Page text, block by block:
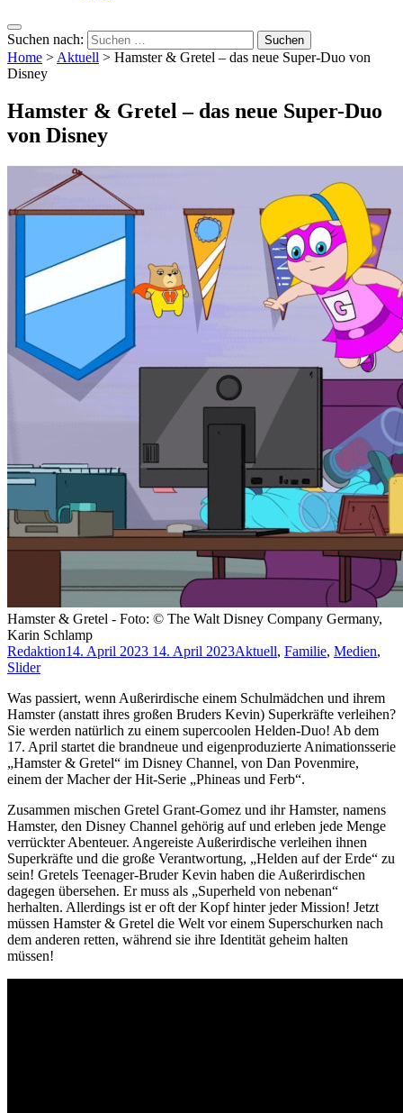
Suchen nach:
Home > Aktuell > Hamster & Gretel – das neue Super-Duo von
Disney
Hamster & Gretel – das neue Super-Duo
von Disney
Hamster & Gretel - Foto: © The Walt Disney Company Germany,
Karin Schlamp
Redaktion14. April 2023 14. April 2023Aktuell, Familie, Medien,
Slider
Was passiert, wenn Außerirdische einem Schulmädchen und ihrem
Hamster (anstatt ihres großen Bruders Kevin) Superkräfte verleihen?
Sie werden natürlich zu einem supercoolen Helden-Duo! Ab dem
17. April startet die brandneue und eigenproduzierte Animationsserie
„Hamster & Gretel“ im Disney Channel, von Dan Povenmire,
einem der Macher der Hit-Serie „Phineas und Ferb“.
Zusammen mischen Gretel Grant-Gomez und ihr Hamster, namens
Hamster, den Disney Channel gehörig auf und erleben jede Menge
verrückter Abenteuer. Angereiste Außerirdische verleihen ihnen
Superkräfte und die große Verantwortung, „Helden auf der Erde“ zu
sein! Gretels Teenager-Bruder Kevin haben die Außerirdischen
dagegen übersehen. Er muss als „Superheld von nebenan“
herhalten. Allerdings ist er oft der Kopf hinter jeder Mission! Jetzt
müssen Hamster & Gretel die Welt vor einem Superschurken nach
dem anderen retten, während sie ihre Identität geheim halten
müssen!